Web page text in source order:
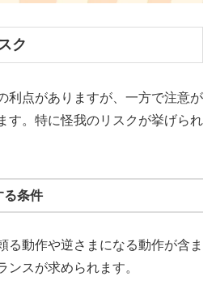
ク
利点がありますが、一方で注意が
す。特に怪我のリスクが挙げられ
る条件
る動作や逆さまになる動作が含ま
ンスが求められます。